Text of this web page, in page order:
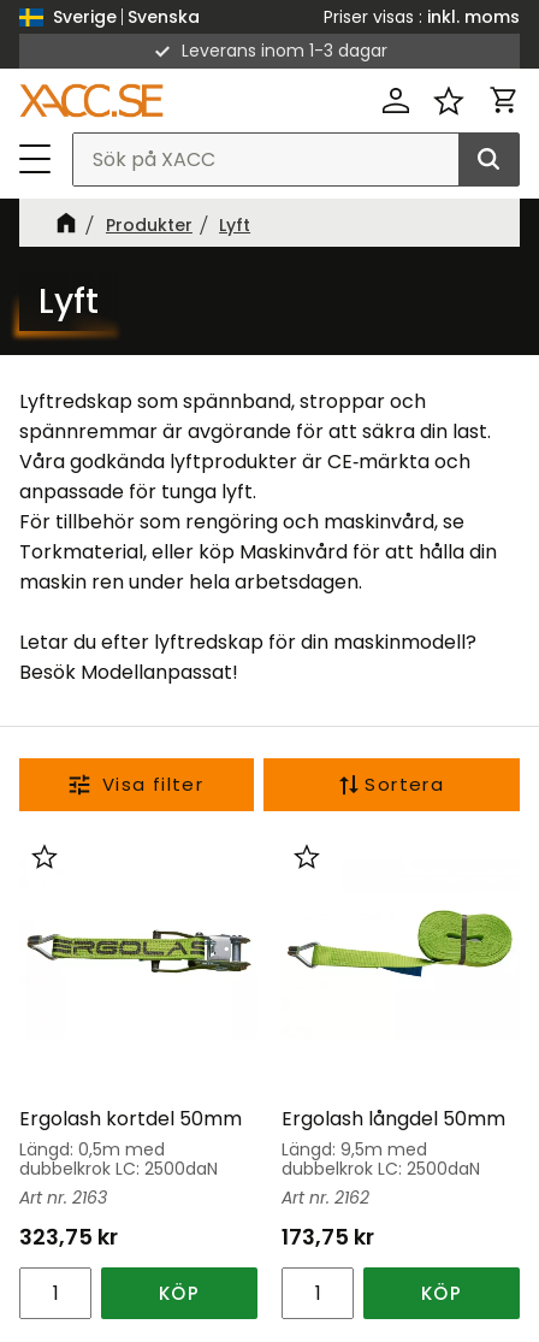
Sverige Svenska Priser visas
inkl. moms
Leverans inom 1-3 dagar
Lyft
Produkter Lyft
Lyftredskap som spännband, stroppar och
spännremmar är avgörande för att säkra din last.
Våra godkända lyftprodukter är CE‑märkta och
anpassade för tunga lyft.
För tillbehör som rengöring och maskinvård, se
Torkmaterial, eller köp Maskinvård för att hålla din
maskin ren under hela arbetsdagen.
Letar du efter lyftredskap för din maskinmodell?
Besök Modellanpassat!
Sortera
Ergolash kortdel 50mm
Längd: 0,5m med
dubbelkrok LC: 2500daN
2163
323,75 kr
Lägg till i favoriter
KÖP
Ergolash långdel 50mm
Längd: 9,5m med
dubbelkrok LC: 2500daN
2162
173,75 kr
Lägg till i favoriter
KÖP